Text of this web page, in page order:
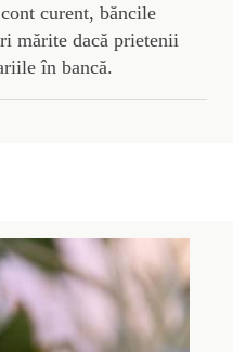
curent, băncile
mărite dacă prietenii
în bancă.